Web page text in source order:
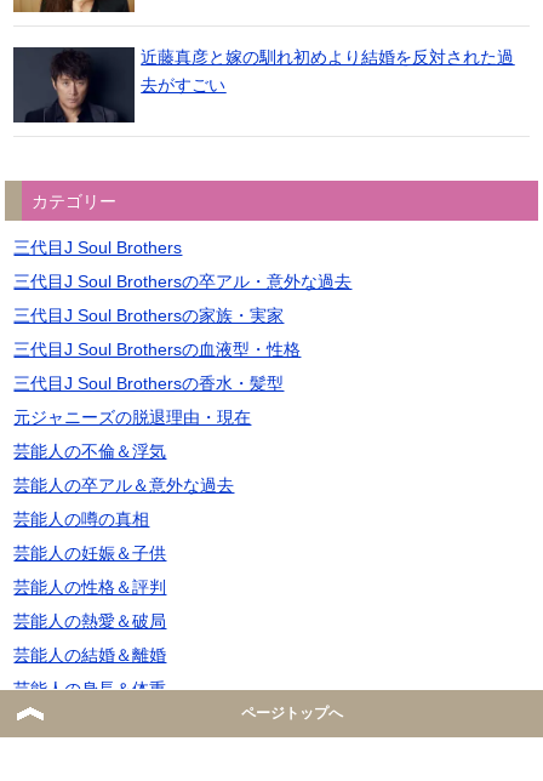
近藤真彦と嫁の馴れ初めより結婚を反対された過
去がすごい
カテゴリー
三代目J Soul Brothers
三代目J Soul Brothersの卒アル・意外な過去
三代目J Soul Brothersの家族・実家
三代目J Soul Brothersの血液型・性格
三代目J Soul Brothersの香水・髪型
元ジャニーズの脱退理由・現在
芸能人の不倫＆浮気
芸能人の卒アル＆意外な過去
芸能人の噂の真相
芸能人の妊娠＆子供
芸能人の性格＆評判
芸能人の熱愛＆破局
芸能人の結婚＆離婚
芸能人の身長＆体重
ページトップへ